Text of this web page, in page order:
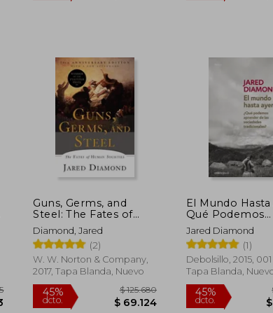
Guns, Germs, and
Steel: The Fates of
Human Societies (en
Inglés)
Diamond, Jared
(2)
W. W. Norton & Company,
2017, Tapa Blanda, Nuevo
El Mundo Hasta
Qué Podemos
Aprender de las
Sociedades
Tradicionales?
Pulitzer por
(Ensayo-
Jared Diamond
(1)
Debolsillo, 2015, 001
Tapa Blanda,